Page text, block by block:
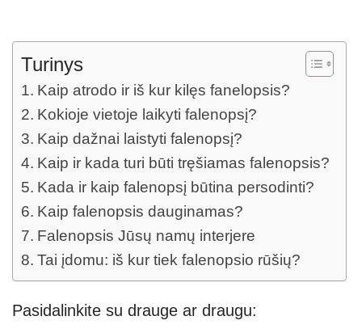
Turinys
Kaip atrodo ir iš kur kilęs fanelopsis?
Kokioje vietoje laikyti falenopsį?
Kaip dažnai laistyti falenopsį?
Kaip ir kada turi būti tręšiamas falenopsis?
Kada ir kaip falenopsį būtina persodinti?
Kaip falenopsis dauginamas?
Falenopsis Jūsų namų interjere
Tai įdomu: iš kur tiek falenopsio rūšių?
Pasidalinkite su drauge ar draugu: